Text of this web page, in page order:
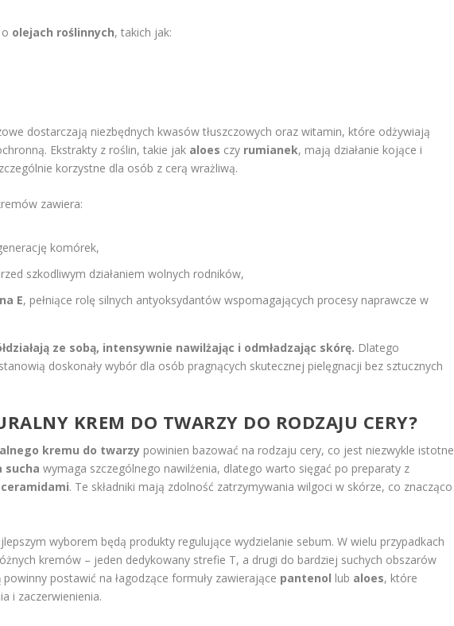
olejach roślinnych, takich jak:
dostarczają niezbędnych kwasów tłuszczowych oraz witamin, które odżywiają
Ekstrakty z roślin, takie jak aloes czy rumianek, mają działanie kojące i
korzystne dla osób z cerą wrażliwą.
zawiera:
komórek,
szkodliwym działaniem wolnych rodników,
E, pełniące rolę silnych antyoksydantów wspomagających procesy naprawcze w
ze sobą, intensywnie nawilżając i odmładzając skórę. Dlatego
stanowią doskonały wybór dla osób pragnących skutecznej pielęgnacji bez sztucznych
KREM DO TWARZY DO RODZAJU CERY?
kremu do twarzy powinien bazować na rodzaju cery, co jest niezwykle istotne
sucha wymaga szczególnego nawilżenia, dlatego warto sięgać po preparaty z
ceramidami. Te składniki mają zdolność zatrzymywania wilgoci w skórze, co znacząco
wyborem będą produkty regulujące wydzielanie sebum. W wielu przypadkach
kremów – jeden dedykowany strefie T, a drugi do bardziej suchych obszarów
powinny postawić na łagodzące formuły zawierające pantenol lub aloes, które
i zaczerwienienia.